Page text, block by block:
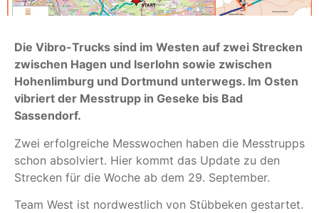
Die Vibro-Trucks sind im Westen auf zwei Strecken
zwischen Hagen und Iserlohn sowie zwischen
Hohenlimburg und Dortmund unterwegs. Im Osten
vibriert der Messtrupp in Geseke bis Bad
Sassendorf.
Zwei erfolgreiche Messwochen haben die Messtrupps
schon absolviert. Hier kommt das Update zu den
Strecken für die Woche ab dem 29. September.
Team West ist nordwestlich von Stübbeken gestartet.